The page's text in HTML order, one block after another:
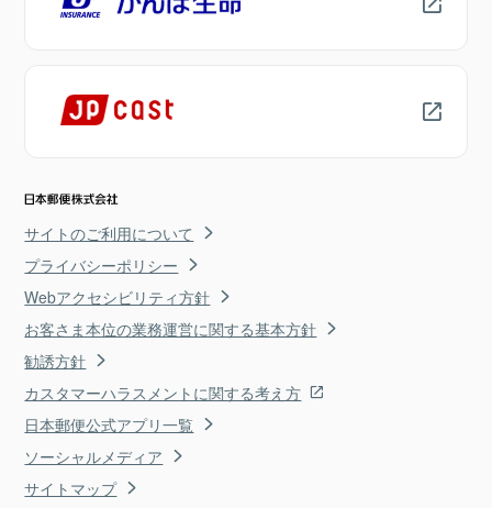
サイトのご利用について
プライバシーポリシー
Webアクセシビリティ方針
お客さま本位の業務運営に関する基本方針
勧誘方針
カスタマーハラスメントに関する考え方
日本郵便公式アプリ一覧
ソーシャルメディア
サイトマップ